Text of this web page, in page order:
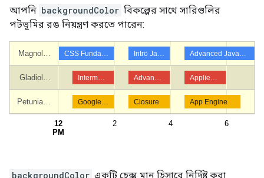
আপনি backgroundColor বিকল্পের সাথে সারিগুলির
পটভূমির রঙ নিয়ন্ত্রণ করতে পারেন:
backgroundColor একটি হেক্স মান হিসাবে নির্দিষ্ট করা